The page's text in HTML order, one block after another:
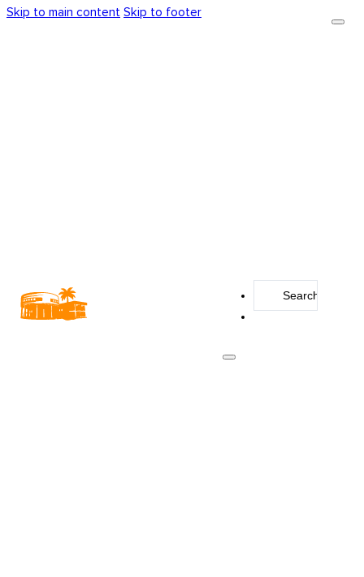
Skip to main content Skip to footer